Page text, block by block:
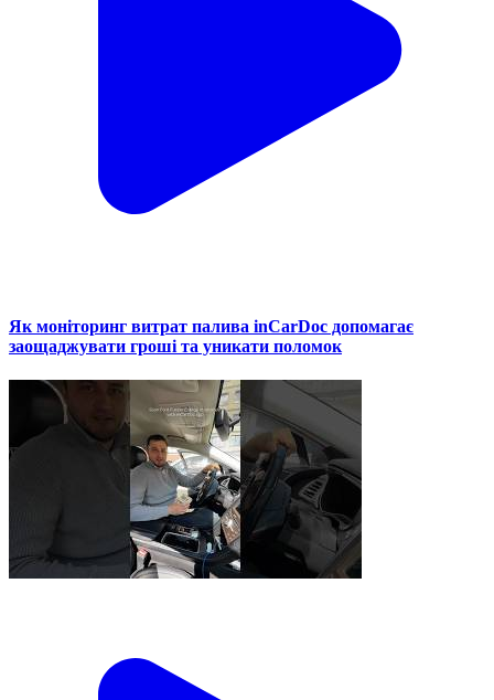
Як моніторинг витрат палива inCarDoc допомагає
заощаджувати гроші та уникати поломок